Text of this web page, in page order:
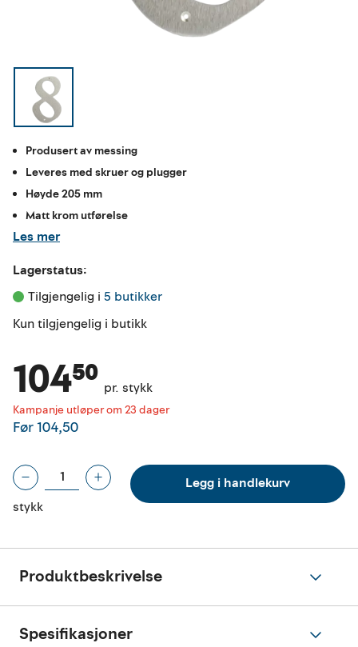
Produsert av messing
Leveres med skruer og plugger
Høyde 205 mm
Matt krom utførelse
Les mer
Lagerstatus:
Tilgjengelig i 5 butikker
Kun tilgjengelig i butikk
Kampanje utløper om 23 dager
104⁵⁰ pr. stykk
Før104,50
stykk
Legg i handlekurv
Produktbeskrivelse
Spesifikasjoner